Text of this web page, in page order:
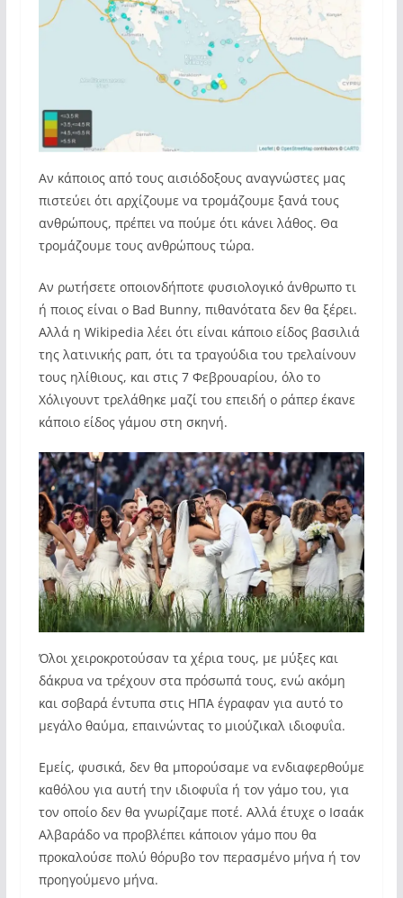
Αν κάποιος από τους αισιόδοξους αναγνώστες μας
πιστεύει ότι αρχίζουμε να τρομάζουμε ξανά τους
ανθρώπους, πρέπει να πούμε ότι κάνει λάθος. Θα
τρομάζουμε τους ανθρώπους τώρα.
Αν ρωτήσετε οποιονδήποτε φυσιολογικό άνθρωπο τι
ή ποιος είναι ο Bad Bunny, πιθανότατα δεν θα ξέρει.
Αλλά η Wikipedia λέει ότι είναι κάποιο είδος βασιλιά
της λατινικής ραπ, ότι τα τραγούδια του τρελαίνουν
τους ηλίθιους, και στις 7 Φεβρουαρίου, όλο το
Χόλιγουντ τρελάθηκε μαζί του επειδή ο ράπερ έκανε
κάποιο είδος γάμου στη σκηνή.
Όλοι χειροκροτούσαν τα χέρια τους, με μύξες και
δάκρυα να τρέχουν στα πρόσωπά τους, ενώ ακόμη
και σοβαρά έντυπα στις ΗΠΑ έγραφαν για αυτό το
μεγάλο θαύμα, επαινώντας το μιούζικαλ ιδιοφυΐα.
Εμείς, φυσικά, δεν θα μπορούσαμε να ενδιαφερθούμε
καθόλου για αυτή την ιδιοφυΐα ή τον γάμο του, για
τον οποίο δεν θα γνωρίζαμε ποτέ. Αλλά έτυχε ο Ισαάκ
Αλβαράδο να προβλέπει κάποιον γάμο που θα
προκαλούσε πολύ θόρυβο τον περασμένο μήνα ή τον
προηγούμενο μήνα.